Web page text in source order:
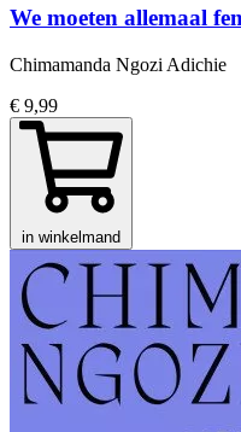
We moeten allemaal
Chimamanda Ngozi Adichie
€ 9,99
in winkelmand